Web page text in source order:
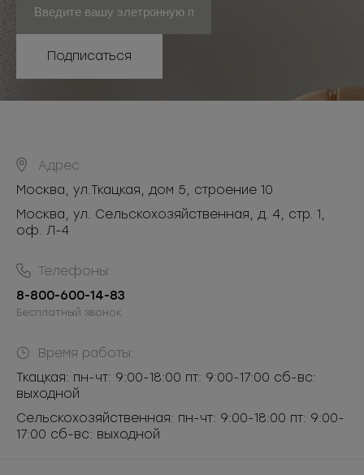
Подписаться
Адрес:
Москва, ул.Ткацкая, дом 5, строение 10
Москва, ул. Сельскохозяйственная, д. 4, стр. 1,
оф. Л-4
Телефоны:
8-800-600-14-83
Бесплатный звонок
Время работы:
Ткацкая: пн-чт: 9:00-18:00 пт: 9:00-17:00 сб-вс:
выходной
Сельскохозяйственная: пн-чт: 9:00-18:00 пт: 9:00-
17:00 сб-вс: выходной